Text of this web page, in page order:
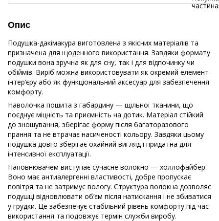
Опис
Подушка-дакімакура виготовлена з якісних матеріалів та
призначена для щоденного використання. Завдяки формату
подушки вона зручна як для сну, так і для відпочинку чи
обіймів. Виріб можна використовувати як окремий елемент
інтер’єру або як функціональний аксесуар для забезпечення
комфорту.
Наволочка пошита з габардину — щільної тканини, що
поєднує міцність та приємність на дотик. Матеріал стійкий
до зношування, зберігає форму після багаторазового
прання та не втрачає насиченості кольору. Завдяки цьому
подушка довго зберігає охайний вигляд і придатна для
інтенсивної експлуатації.
Наповнювачем виступає сучасне волокно — холлофайбер.
Воно має антиалергенні властивості, добре пропускає
повітря та не затримує вологу. Структура волокна дозволяє
подушці відновлювати об’єм після натискання і не збиватися
у грудки. Це забезпечує стабільний рівень комфорту під час
використання та подовжує термін служби виробу.